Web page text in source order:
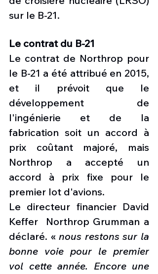
sur le B-21.
Le contrat du B-21
Le contrat de Northrop pour
le B-21 a été attribué en 2015,
et il prévoit que le
développement de
l'ingénierie et de la
fabrication soit un accord à
prix coûtant majoré, mais
Northrop a accepté un
accord à prix fixe pour le
premier lot d'avions.
Le directeur financier David
Keffer  Northrop Grumman a
déclaré. « nous restons sur la
bonne voie pour le premier
vol cette année. Encore une